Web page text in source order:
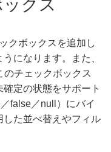
クス
クボックスを追加し
になります。また、
のチェックボックス
定の状態をサポート
false／null）にバイ
した並べ替えやフィル